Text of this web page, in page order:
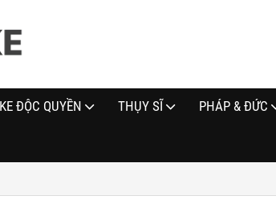
ĐỘC QUYỀN THỤY SĨ PHÁP & ĐỨC